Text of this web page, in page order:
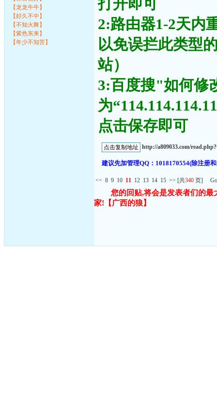
【龙龙牛牛】
【好久不中】
【不知火舞】
【紫色东来】
【年少不知苦】
打开即可
2:路由器1-2天内
以免误拦此类型
站）
3:百度搜"如何修
为
点击保存即可
http://a809033.com/
建议先加管理QQ：1018170554(除注册
<< 8 9 10 11 12 13 14 15 >> [共340 页]
您的回贴,将会是发表者们的
家! 【广西的狼】